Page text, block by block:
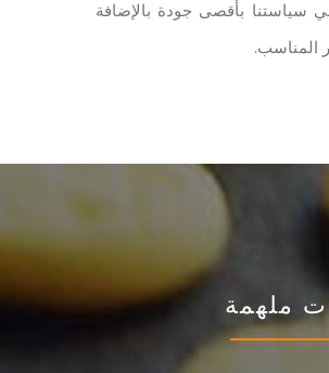
سياستنا بأقصى جودة بالإضافة
المناسب.
ملهمة